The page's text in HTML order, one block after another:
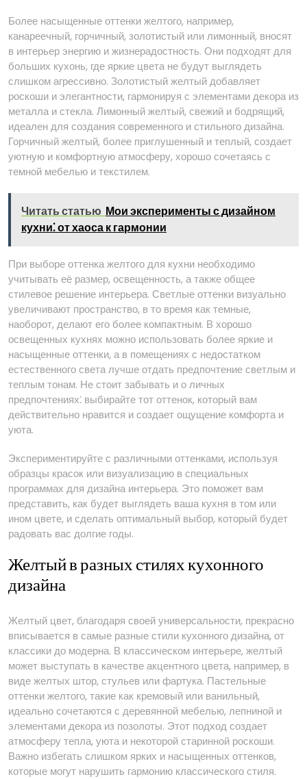
Более насыщенные оттенки желтого, например,
канареечный, горчичный, золотистый или лимонный, вносят
в интерьер энергию и жизнерадостность. Они подходят для
больших кухонь, где яркие цвета не будут выглядеть
слишком агрессивно. Золотистый желтый добавляет
роскоши и элегантности, гармонируя с элементами декора из
металла и стекла. Лимонный желтый, свежий и бодрящий,
идеален для создания современного и стильного дизайна.
Горчичный желтый, более приглушенный и теплый, создает
уютную и комфортную атмосферу, хорошо сочетаясь с
темной мебелью и текстилем.
Читать статью Мои эксперименты с дизайном
кухни⁚ от хаоса к гармонии
При выборе оттенка желтого для кухни необходимо
учитывать её размер, освещенность, а также общее
стилевое решение интерьера. Светлые оттенки визуально
увеличивают пространство, в то время как темные,
наоборот, делают его более компактным. В хорошо
освещенных кухнях можно использовать более яркие и
насыщенные оттенки, а в помещениях с недостатком
естественного света лучше отдать предпочтение светлым и
теплым тонам. Не стоит забывать и о личных
предпочтениях⁚ выбирайте тот оттенок, который вам
действительно нравится и создает ощущение комфорта и
уюта.
Экспериментируйте с различными оттенками, используя
образцы красок или визуализацию в специальных
программах для дизайна интерьера. Это поможет вам
представить, как будет выглядеть ваша кухня в том или
ином цвете, и сделать оптимальный выбор, который будет
радовать вас долгие годы.
Желтый в разных стилях кухонного
дизайна
Желтый цвет, благодаря своей универсальности, прекрасно
вписывается в самые разные стили кухонного дизайна, от
классики до модерна. В классическом интерьере, желтый
может выступать в качестве акцентного цвета, например, в
виде желтых штор, стульев или фартука. Пастельные
оттенки желтого, такие как кремовый или ванильный,
идеально сочетаются с деревянной мебелью, лепниной и
элементами декора из позолоты. Этот подход создает
атмосферу тепла, уюта и некоторой старинной роскоши.
Важно избегать слишком ярких и насыщенных оттенков,
которые могут нарушить гармонию классического стиля.